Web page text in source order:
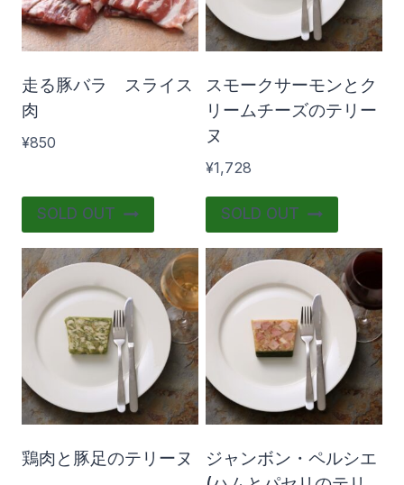
走る豚バラ スライス
肉
¥850
SOLD OUT
スモークサーモンとク
リームチーズのテリー
ヌ
¥1,728
SOLD OUT
鶏肉と豚足のテリーヌ
ジャンボン・ペルシエ